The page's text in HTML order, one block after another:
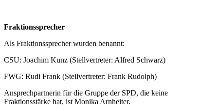
Fraktionssprecher
Als Fraktionssprecher wurden benannt:
CSU: Joachim Kunz (Stellvertreter: Alfred Schwarz)
FWG: Rudi Frank (Stellvertreter: Frank Rudolph)
Ansprechpartnerin für die Gruppe der SPD, die keine
Fraktionsstärke hat, ist Monika Arnheiter.